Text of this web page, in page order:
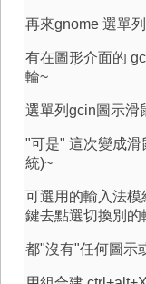
再來gnome 選單
有在圖形介面的
輪~
選單列gcin圖示滑
"可是" 這次變成
統)~
可選用的輸入法
鍵去點選切換別的
都"沒有"任何圖示